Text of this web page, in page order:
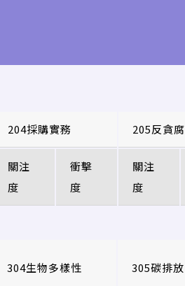
204採購實務 205反貪腐
關注
度
衝擊
度
關注
度
304生物多樣性 305碳排放